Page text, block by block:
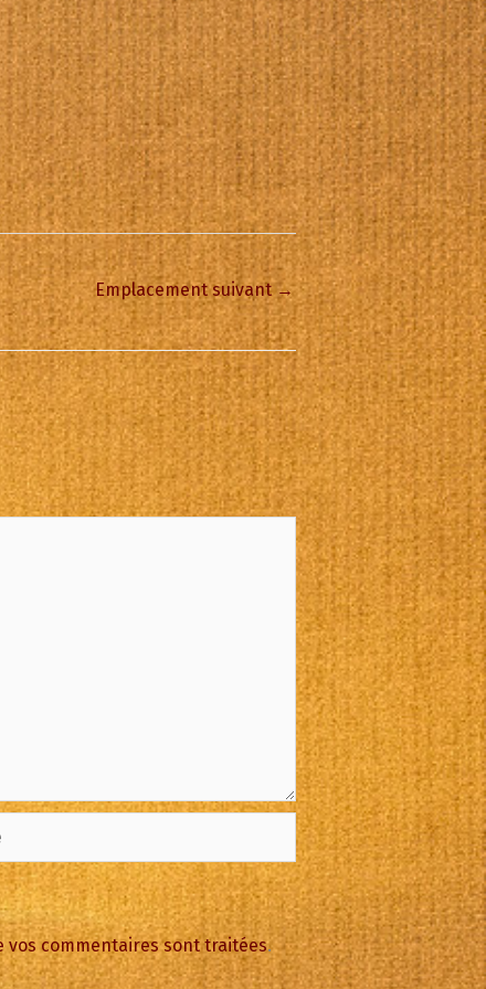
Emplacement suivant→
vos commentaires sont traitées.